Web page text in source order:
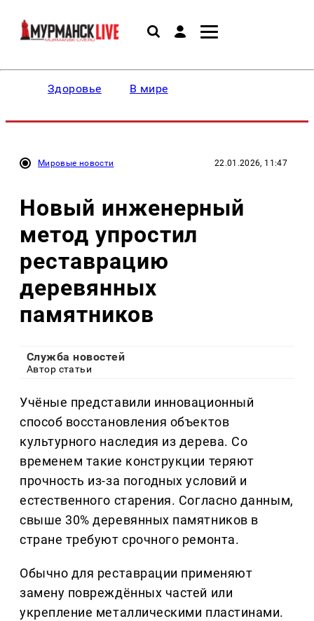
Здоровье В мире
Мировые новости 22.01.2026, 11:47
Новый инженерный
метод упростил
реставрацию
деревянных
памятников
Служба новостей
Автор статьи
Учёные представили инновационный
способ восстановления объектов
культурного наследия из дерева. Со
временем такие конструкции теряют
прочность из-за погодных условий и
естественного старения. Согласно данным,
свыше 30% деревянных памятников в
стране требуют срочного ремонта.
Обычно для реставрации применяют
замену повреждённых частей или
укрепление металлическими пластинами.